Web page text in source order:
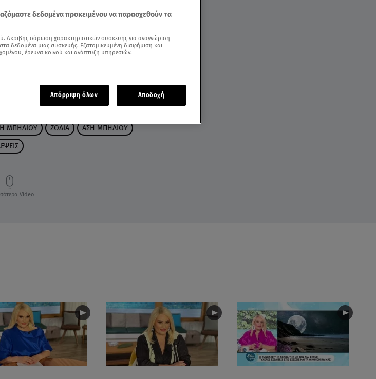
ΜΠΗΛΙΟΥ ΖΩΔΙΑ ΑΣΗ ΜΠΗΛΙΟΥ
Video
δεδομένα προκειμένου να παρασχεθούν τα
Ακριβής σάρωση χαρακτηριστικών συσκευής για αναγνώριση
δεδομένα μιας συσκευής. Εξατομικευμένη διαφήμιση και
έρευνα κοινού και ανάπτυξη υπηρεσιών.
Απόρριψη όλων Αποδοχή